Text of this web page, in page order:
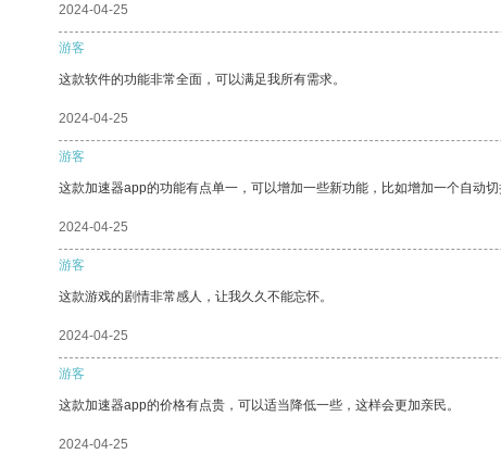
2024-04-25
游客
这款软件的功能非常全面，可以满足我所有需求。
2024-04-25
游客
这款加速器app的功能有点单一，可以增加一些新功能，比如增加一个自动切
2024-04-25
游客
这款游戏的剧情非常感人，让我久久不能忘怀。
2024-04-25
游客
这款加速器app的价格有点贵，可以适当降低一些，这样会更加亲民。
2024-04-25